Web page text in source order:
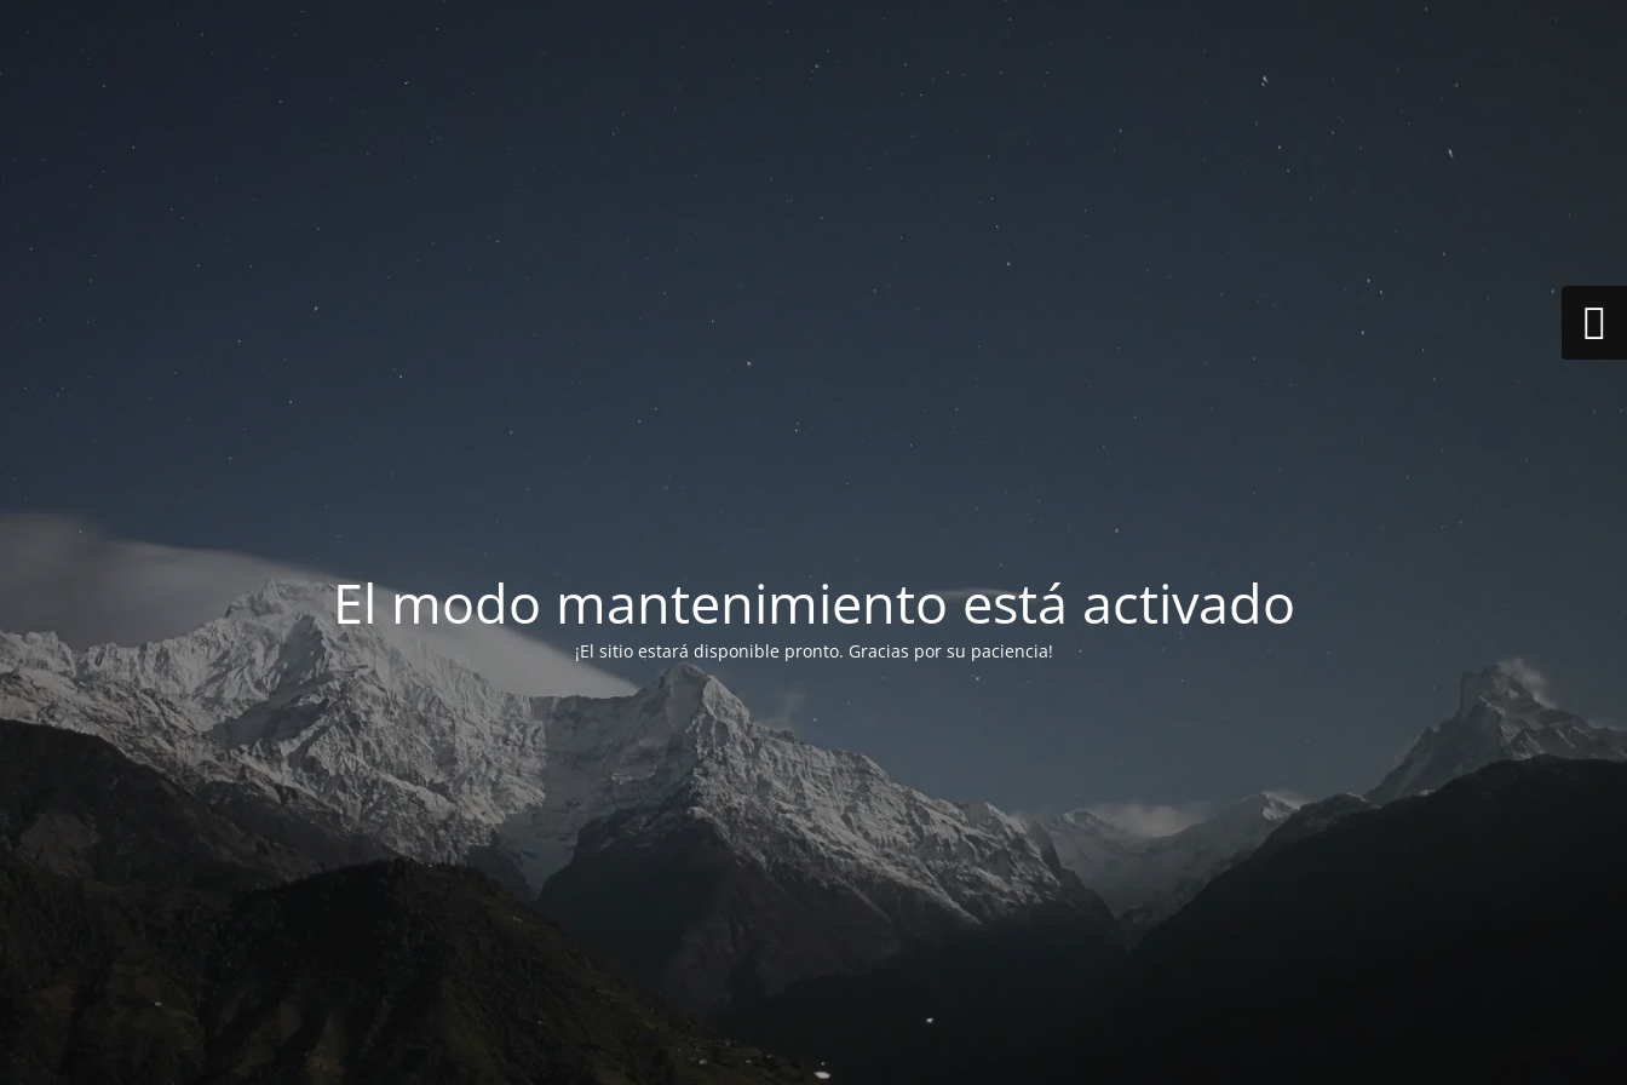
El modo mantenimiento está activado
¡El sitio estará disponible pronto. Gracias por su paciencia!